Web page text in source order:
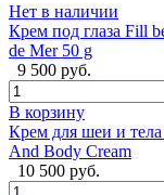
Нет в наличии
Крем под глаза Fill
de Mer 50 g
9 500 руб.
В корзину
Крем для шеи и
And Body Cream
10 500 руб.